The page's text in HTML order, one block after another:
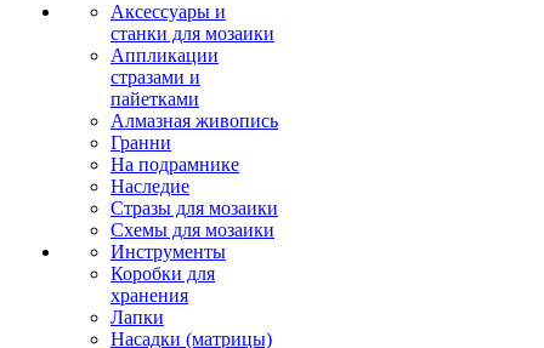
Аксессуары и
станки для мозаики
Аппликации
стразами и
пайетками
Алмазная живопись
Гранни
На подрамнике
Наследие
Стразы для мозаики
Схемы для мозаики
Инструменты
Коробки для
хранения
Лапки
Насадки (матрицы)